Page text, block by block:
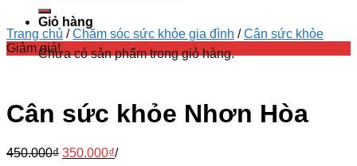
Giỏ hàng
Chưa có sản phẩm trong giỏ hàng.
Trang chủ / Chăm sóc sức khỏe gia đình / Cân sức khỏe
Giảm giá!
Cân sức khỏe Nhơn Hòa
450.000₫ 350.000₫/